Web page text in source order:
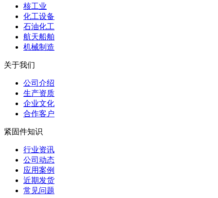
核工业
化工设备
石油化工
航天船舶
机械制造
关于我们
公司介绍
生产资质
企业文化
合作客户
紧固件知识
行业资讯
公司动态
应用案例
近期发货
常见问题